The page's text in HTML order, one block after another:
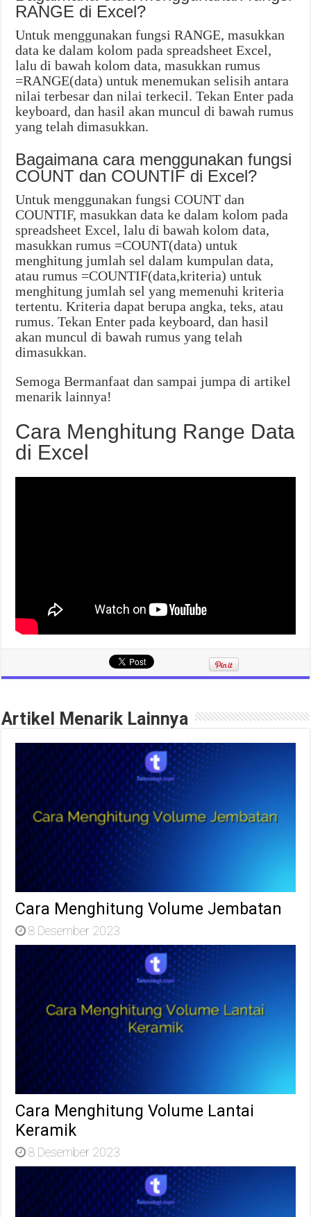
RANGE di Excel?
Untuk menggunakan fungsi RANGE, masukkan
data ke dalam kolom pada spreadsheet Excel,
lalu di bawah kolom data, masukkan rumus
=RANGE(data) untuk menemukan selisih antara
nilai terbesar dan nilai terkecil. Tekan Enter pada
keyboard, dan hasil akan muncul di bawah rumus
yang telah dimasukkan.
Bagaimana cara menggunakan fungsi
COUNT dan COUNTIF di Excel?
Untuk menggunakan fungsi COUNT dan
COUNTIF, masukkan data ke dalam kolom pada
spreadsheet Excel, lalu di bawah kolom data,
masukkan rumus =COUNT(data) untuk
menghitung jumlah sel dalam kumpulan data,
atau rumus =COUNTIF(data,kriteria) untuk
menghitung jumlah sel yang memenuhi kriteria
tertentu. Kriteria dapat berupa angka, teks, atau
rumus. Tekan Enter pada keyboard, dan hasil
akan muncul di bawah rumus yang telah
dimasukkan.
Semoga Bermanfaat dan sampai jumpa di artikel
menarik lainnya!
Cara Menghitung Range Data
di Excel
Artikel Menarik Lainnya
Cara Menghitung Volume Jembatan
8 Desember 2023
Cara Menghitung Volume Lantai
Keramik
8 Desember 2023